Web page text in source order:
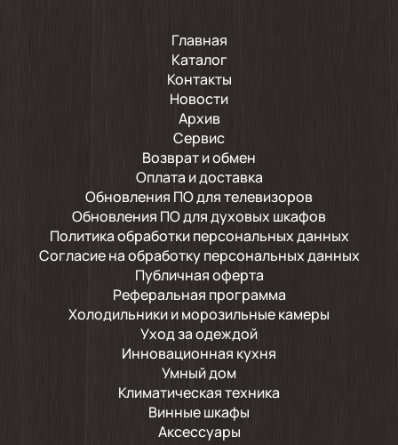
Главная
Каталог
Контакты
Новости
Архив
Сервис
Возврат и обмен
Оплата и доставка
Обновления ПО для телевизоров
Обновления ПО для духовых шкафов
Политика обработки персональных данных
Согласие на обработку персональных данных
Публичная оферта
Реферальная программа
Холодильники и морозильные камеры
Уход за одеждой
Инновационная кухня
Умный дом
Климатическая техника
Винные шкафы
Аксессуары